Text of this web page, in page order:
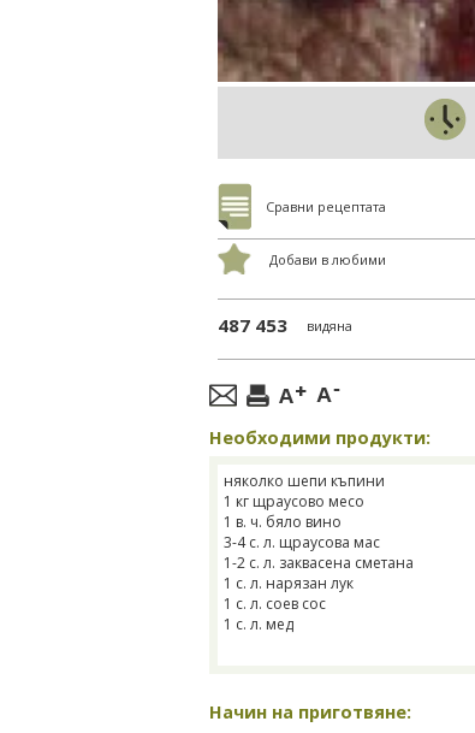
Сравни рецептата
Добави в любими
487 453 видяна
Необходими продукти:
няколко шепи къпини
1 кг щраусово месо
1 в. ч. бяло вино
3-4 с. л. щраусова мас
1-2 с. л. заквасена сметана
1 с. л. нарязан лук
1 с. л. соев сос
1 с. л. мед
Начин на приготвяне: